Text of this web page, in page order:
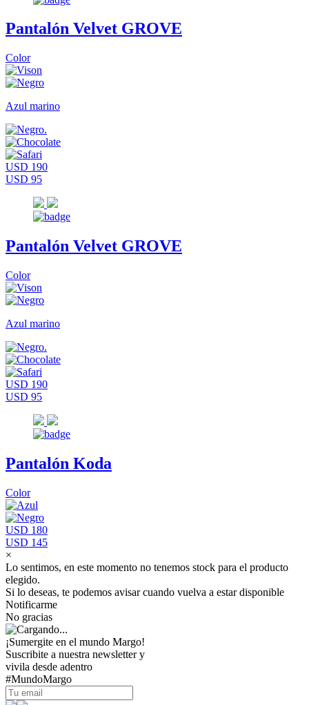
Pantalón Velvet GROVE
Color
Azul marino
USD 190
USD 95
Pantalón Velvet GROVE
Color
Azul marino
USD 190
USD 95
Pantalón Koda
Color
USD 180
USD 145
×
Lo sentimos, en este momento no tenemos stock para el producto
elegido.
Si lo deseas, te podemos avisar cuando vuelva a estar disponible
Notificarme
No gracias
¡Sumergite en el mundo Margo!
Suscribite a nuestra newsletter y
vivila desde adentro
#MundoMargo